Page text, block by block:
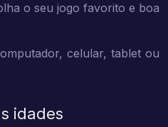
o seu jogo favorito e boa
celular, tablet ou
idades